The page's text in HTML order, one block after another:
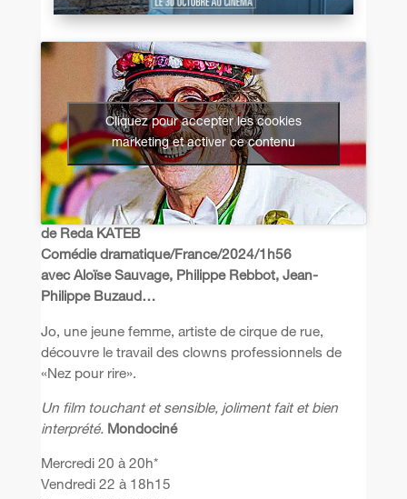
Cliquez pour accepter les cookies
marketing et activer ce contenu
de Reda KATEB
Comédie dramatique/France/2024/1h56
avec Aloïse Sauvage, Philippe Rebbot, Jean-
Philippe Buzaud…
Jo, une jeune femme, artiste de cirque de rue,
découvre le travail des clowns professionnels de
«Nez pour rire».
Un film touchant et sensible, joliment fait et bien
interprété. Mondociné
Mercredi 20 à 20h*
Vendredi 22 à 18h15